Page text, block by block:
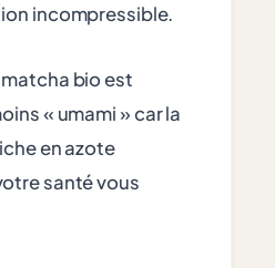
incompressible.
bio est
« umami » car la
en azote
santé vous